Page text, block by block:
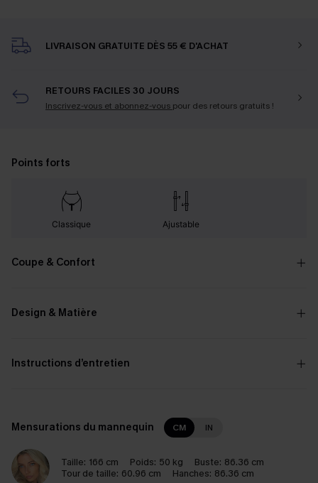
LIVRAISON GRATUITE DÈS 55 € D'ACHAT
RETOURS FACILES 30 JOURS
Inscrivez-vous et abonnez-vous pour des retours gratuits !
Points forts
Classique Ajustable
Coupe & Confort
Design & Matière
Instructions d’entretien
Mensurations du mannequin CM IN
Taille: 166 cm Poids: 50 kg Buste: 86.36 cm
Tour de taille: 60.96 cm Hanches: 86.36 cm